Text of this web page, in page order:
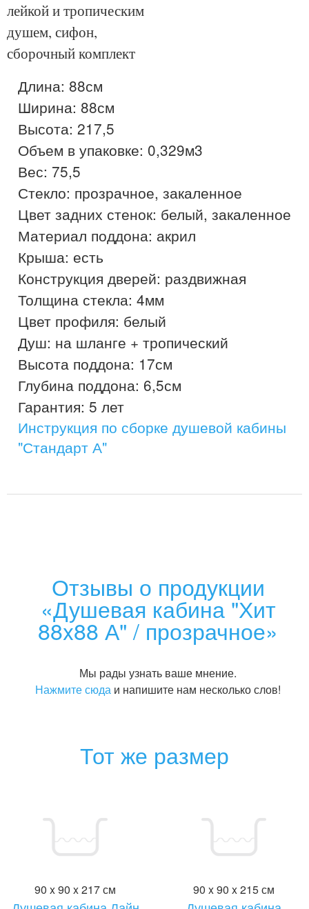
лейкой и тропическим
душем, сифон,
сборочный комплект
Длина: 88см
Ширина: 88см
Высота: 217,5
Объем в упаковке: 0,329м3
Вес: 75,5
Стекло: прозрачное, закаленное
Цвет задних стенок: белый, закаленное
Материал поддона: акрил
Крыша: есть
Конструкция дверей: раздвижная
Толщина стекла: 4мм
Цвет профиля: белый
Душ: на шланге + тропический
Высота поддона: 17см
Глубина поддона: 6,5см
Инструкция по сборке душевой кабины
"Стандарт А"
Отзывы о продукции
«Душевая кабина "Хит
88x88 А" / прозрачное»
Мы рады узнать ваше мнение.
Нажмите сюда и напишите нам несколько слов!
Тот же размер
90 x 90 x 217 см 90 x 90 x 215 см